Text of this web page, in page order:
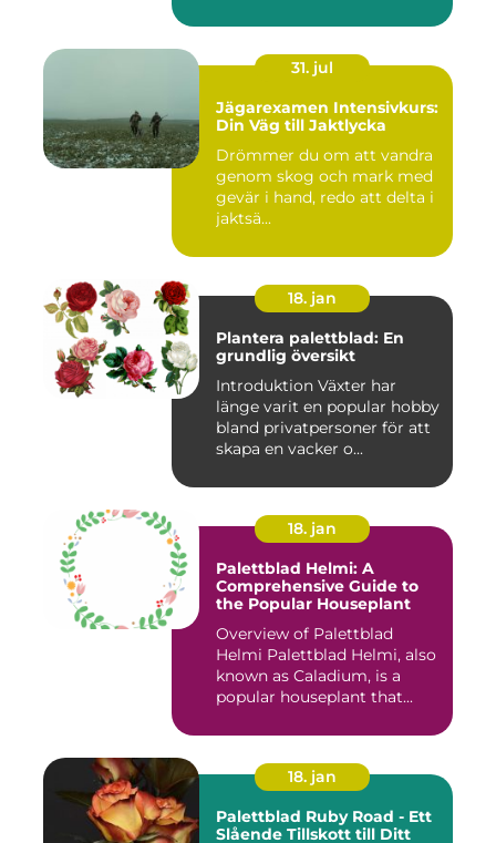
31. jul
Jägarexamen Intensivkurs:
Din Väg till Jaktlycka
Drömmer du om att vandra
genom skog och mark med
gevär i hand, redo att delta i
jaktsä...
18. jan
Plantera palettblad: En
grundlig översikt
Introduktion Växter har
länge varit en popular hobby
bland privatpersoner för att
skapa en vacker o...
18. jan
Palettblad Helmi: A
Comprehensive Guide to
the Popular Houseplant
Overview of Palettblad
Helmi Palettblad Helmi, also
known as Caladium, is a
popular houseplant that...
18. jan
Palettblad Ruby Road - Ett
Slående Tillskott till Ditt